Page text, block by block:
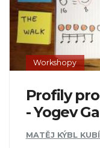
Workshopy
Profily
- Yogev
MATĚJ KÝBL